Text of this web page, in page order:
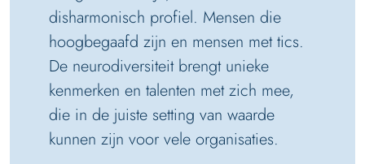
disharmonisch profiel. Mensen die
hoogbegaafd zijn en mensen met tics.
De neurodiversiteit brengt unieke
kenmerken en talenten met zich mee,
die in de juiste setting van waarde
kunnen zijn voor vele organisaties.